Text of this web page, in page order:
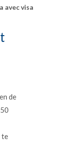
avec visa
de
te